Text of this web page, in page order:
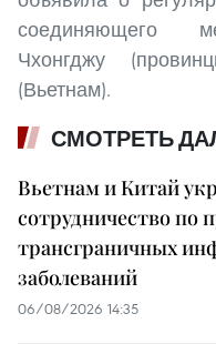
соединяющего
Чхонгджу
(Вьетнам).
СМОТРЕТЬ
Вьетнам и Китай
сотрудничество по
трансграничных
заболеваний
06/08/2026 14:35